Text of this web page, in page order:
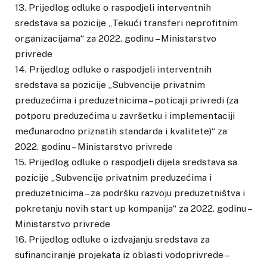
13. Prijedlog odluke o raspodjeli interventnih
sredstava sa pozicije „Tekući transferi neprofitnim
organizacijama“ za 2022. godinu – Ministarstvo
privrede
14. Prijedlog odluke o raspodjeli interventnih
sredstava sa pozicije „Subvencije privatnim
preduzećima i preduzetnicima – poticaji privredi (za
potporu preduzećima u završetku i implementaciji
međunarodno priznatih standarda i kvalitete)“ za
2022. godinu – Ministarstvo privrede
15. Prijedlog odluke o raspodjeli dijela sredstava sa
pozicije „Subvencije privatnim preduzećima i
preduzetnicima – za podršku razvoju preduzetništva i
pokretanju novih start up kompanija“ za 2022. godinu –
Ministarstvo privrede
16. Prijedlog odluke o izdvajanju sredstava za
sufinanciranje projekata iz oblasti vodoprivrede –